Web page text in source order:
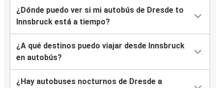
¿Dónde puedo ver si mi autobús de Dresde to
Innsbruck está a tiempo?
¿A qué destinos puedo viajar desde Innsbruck
en autobús?
¿Hay autobuses nocturnos de Dresde a